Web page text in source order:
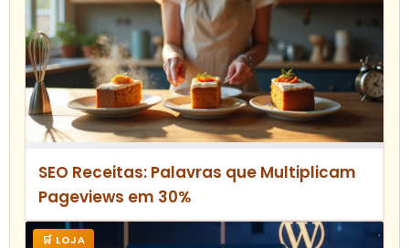
SEO Receitas: Palavras que Multiplicam
Pageviews em 30%
🛒 LOJA